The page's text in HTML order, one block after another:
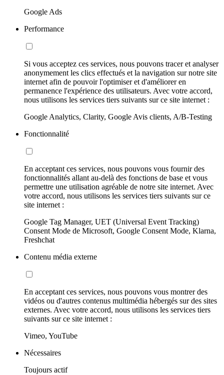
Google Ads
Performance
Si vous acceptez ces services, nous pouvons tracer et analyser
anonymement les clics effectués et la navigation sur notre site
internet afin de pouvoir l'optimiser et d'améliorer en
permanence l'expérience des utilisateurs. Avec votre accord,
nous utilisons les services tiers suivants sur ce site internet :
Google Analytics, Clarity, Google Avis clients, A/B-Testing
Fonctionnalité
En acceptant ces services, nous pouvons vous fournir des
fonctionnalités allant au-delà des fonctions de base et vous
permettre une utilisation agréable de notre site internet. Avec
votre accord, nous utilisons les services tiers suivants sur ce
site internet :
Google Tag Manager, UET (Universal Event Tracking)
Consent Mode de Microsoft, Google Consent Mode, Klarna,
Freshchat
Contenu média externe
En acceptant ces services, nous pouvons vous montrer des
vidéos ou d'autres contenus multimédia hébergés sur des sites
externes. Avec votre accord, nous utilisons les services tiers
suivants sur ce site internet :
Vimeo, YouTube
Nécessaires
Toujours actif